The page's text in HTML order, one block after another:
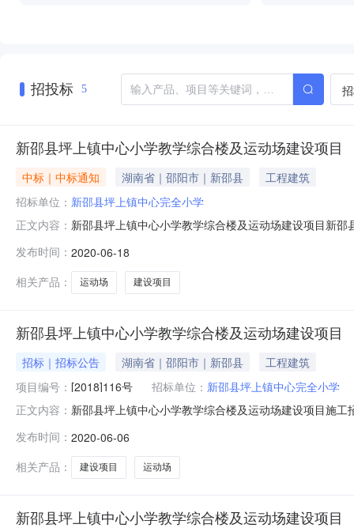
招投标 5
新邵县坪上镇中心小学教学综合楼及运动场建设项目
中标｜中标通知 湖南省｜邵阳市｜新邵县
工程建筑
招标单位： 新邵县坪上镇中心完全小学
正文内容： 新邵县坪上镇中心小学教学综合楼及运动场建设项目新
为新邵县坪上镇中心完全小学，主要建设内容：该工程
础，环形跑道运动场。（具体以招标
发布时间： 2020-06-18
相关产品：
运动场 建设项目
新邵县坪上镇中心小学教学综合楼及运动场建设项目
招标｜招标公告 湖南省｜邵阳市｜新邵县
工程建筑
项目编号： [2018]116号 招标单位： 新邵县坪上镇中心完全小学
正文内容： 新邵县坪上镇中心小学教学综合楼及运动场建设项目施
为新邵县坪上镇中心小学教学综合楼及运动场建设项目
和财评等资料为准)，资金来源
发布时间： 2020-06-06
相关产品：
建设项目 运动场
新邵县坪上镇中心小学教学综合楼及运动场建设项目